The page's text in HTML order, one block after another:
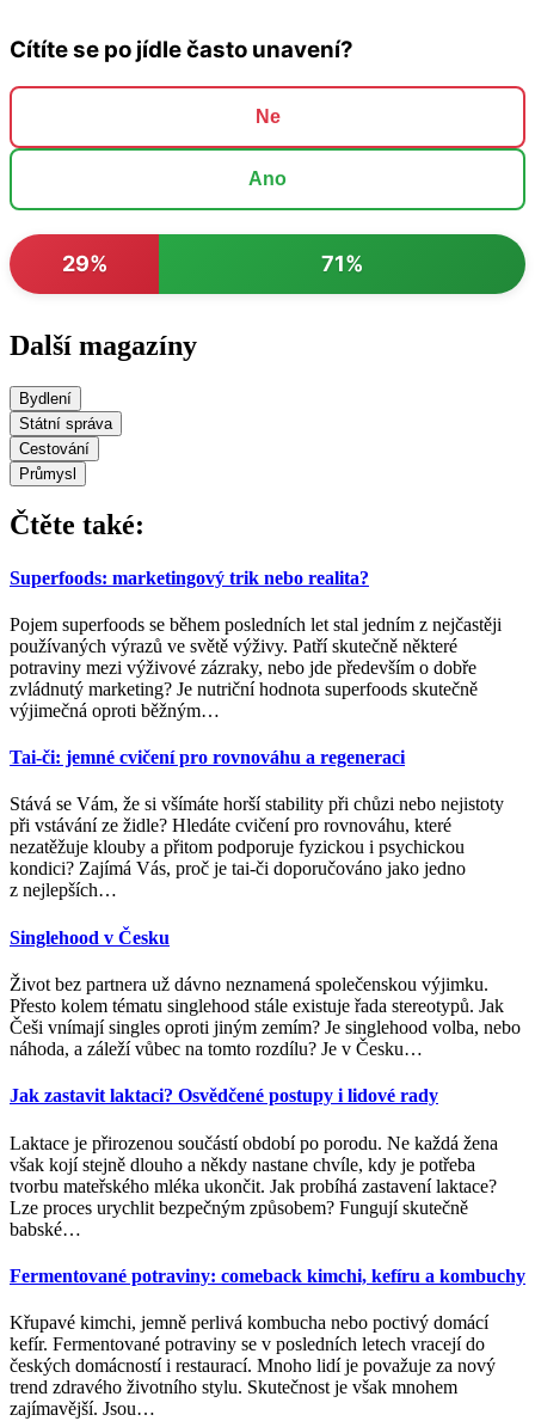
Cítíte se po jídle často unavení?
Ne
Ano
29% 71%
Další magazíny
Bydlení
Státní správa
Cestování
Průmysl
Čtěte také:
Superfoods: marketingový trik nebo realita?
Pojem superfoods se během posledních let stal jedním z nejčastěji
používaných výrazů ve světě výživy. Patří skutečně některé
potraviny mezi výživové zázraky, nebo jde především o dobře
zvládnutý marketing? Je nutriční hodnota superfoods skutečně
výjimečná oproti běžným…
Tai-či: jemné cvičení pro rovnováhu a regeneraci
Stává se Vám, že si všímáte horší stability při chůzi nebo nejistoty
při vstávání ze židle? Hledáte cvičení pro rovnováhu, které
nezatěžuje klouby a přitom podporuje fyzickou i psychickou
kondici? Zajímá Vás, proč je tai-či doporučováno jako jedno
z nejlepších…
Singlehood v Česku
Život bez partnera už dávno neznamená společenskou výjimku.
Přesto kolem tématu singlehood stále existuje řada stereotypů. Jak
Češi vnímají singles oproti jiným zemím? Je singlehood volba, nebo
náhoda, a záleží vůbec na tomto rozdílu? Je v Česku…
Jak zastavit laktaci? Osvědčené postupy i lidové rady
Laktace je přirozenou součástí období po porodu. Ne každá žena
však kojí stejně dlouho a někdy nastane chvíle, kdy je potřeba
tvorbu mateřského mléka ukončit. Jak probíhá zastavení laktace?
Lze proces urychlit bezpečným způsobem? Fungují skutečně
babské…
Fermentované potraviny: comeback kimchi, kefíru a kombuchy
Křupavé kimchi, jemně perlivá kombucha nebo poctivý domácí
kefír. Fermentované potraviny se v posledních letech vracejí do
českých domácností i restaurací. Mnoho lidí je považuje za nový
trend zdravého životního stylu. Skutečnost je však mnohem
zajímavější. Jsou…